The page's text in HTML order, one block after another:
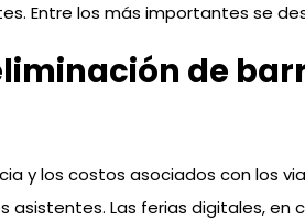
Entre los más importantes se
de
y los costos asociados con los
asistentes. Las ferias digitales, en